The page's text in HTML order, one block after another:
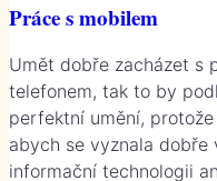
Práce s mobilem
Umět dobře zacházet s
telefonem, tak to by
perfektní umění,
abych se vyznala
informační technologii